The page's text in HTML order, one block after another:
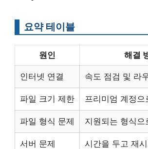
요약 테이블
원인 해결
인터넷 연결 속도 점검 및 라
파일 크기 제한 프리미엄 계정으
파일 형식 문제 지원되는 형식으
서버 문제 시간을 두고 재